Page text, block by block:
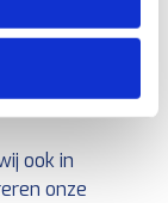
ook in
onze